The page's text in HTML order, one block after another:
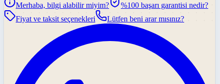
Merhaba, bilgi alabilir miyim?
%100 başarı garantisi nedir?
Fiyat ve taksit seçenekleri
Lütfen beni arar mısınız?